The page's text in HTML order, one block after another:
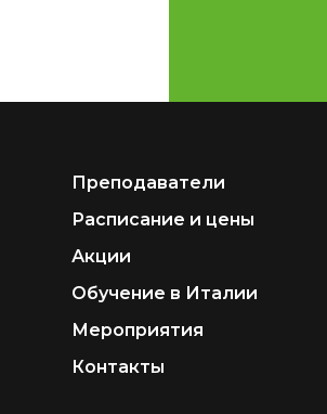
Преподаватели
Расписание и цены
Акции
Обучение в Италии
Мероприятия
Контакты